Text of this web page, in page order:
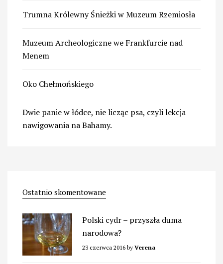
Trumna Królewny Śnieżki w Muzeum Rzemiosła
Muzeum Archeologiczne we Frankfurcie nad
Menem
Oko Chełmońskiego
Dwie panie w łódce, nie licząc psa, czyli lekcja
nawigowania na Bahamy.
Ostatnio skomentowane
Polski cydr – przyszła duma
narodowa?
23 czerwca 2016 by Verena